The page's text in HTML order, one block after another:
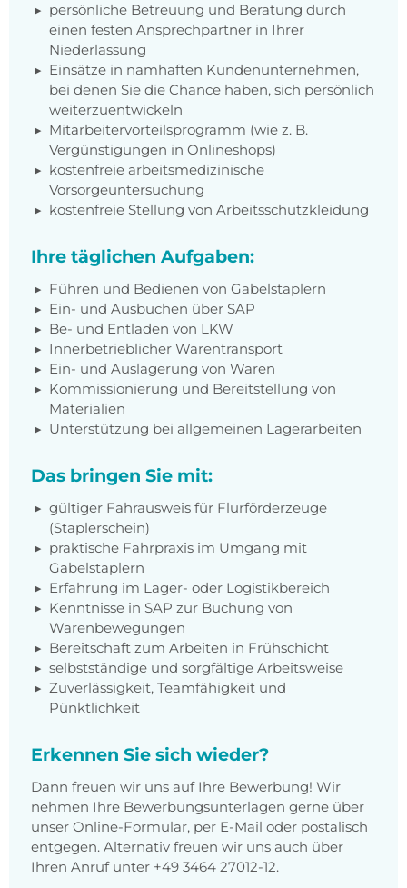
persönliche Betreuung und Beratung durch
einen festen Ansprechpartner in Ihrer
Niederlassung
Einsätze in namhaften Kundenunternehmen,
bei denen Sie die Chance haben, sich persönlich
weiterzuentwickeln
Mitarbeitervorteilsprogramm (wie z. B.
Vergünstigungen in Onlineshops)
kostenfreie arbeitsmedizinische
Vorsorgeuntersuchung
kostenfreie Stellung von Arbeitsschutzkleidung
Ihre täglichen Aufgaben:
Führen und Bedienen von Gabelstaplern
Ein- und Ausbuchen über SAP
Be- und Entladen von LKW
Innerbetrieblicher Warentransport
Ein- und Auslagerung von Waren
Kommissionierung und Bereitstellung von
Materialien
Unterstützung bei allgemeinen Lagerarbeiten
Das bringen Sie mit:
gültiger Fahrausweis für Flurförderzeuge
(Staplerschein)
praktische Fahrpraxis im Umgang mit
Gabelstaplern
Erfahrung im Lager- oder Logistikbereich
Kenntnisse in SAP zur Buchung von
Warenbewegungen
Bereitschaft zum Arbeiten in Frühschicht
selbstständige und sorgfältige Arbeitsweise
Zuverlässigkeit, Teamfähigkeit und
Pünktlichkeit
Erkennen Sie sich wieder?
Dann freuen wir uns auf Ihre Bewerbung! Wir
nehmen Ihre Bewerbungsunterlagen gerne über
unser Online-Formular, per E-Mail oder postalisch
entgegen. Alternativ freuen wir uns auch über
Ihren Anruf unter +49 3464 27012-12.